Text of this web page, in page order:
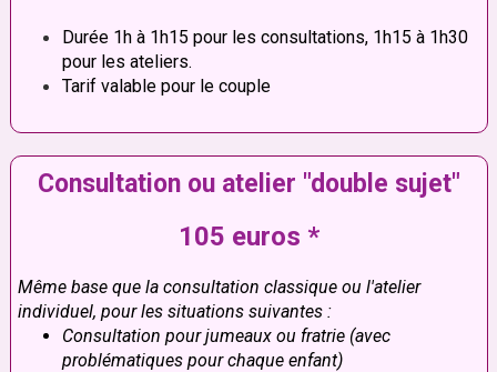
Durée 1h à 1h15 pour les consultations, 1h15 à 1h30
pour les ateliers.
Tarif valable pour le couple
Consultation ou atelier "double sujet"
105 euros *
Même base que la consultation classique ou l'atelier
individuel, pour les situations suivantes :
Consultation pour jumeaux ou fratrie (avec
problématiques pour chaque enfant)